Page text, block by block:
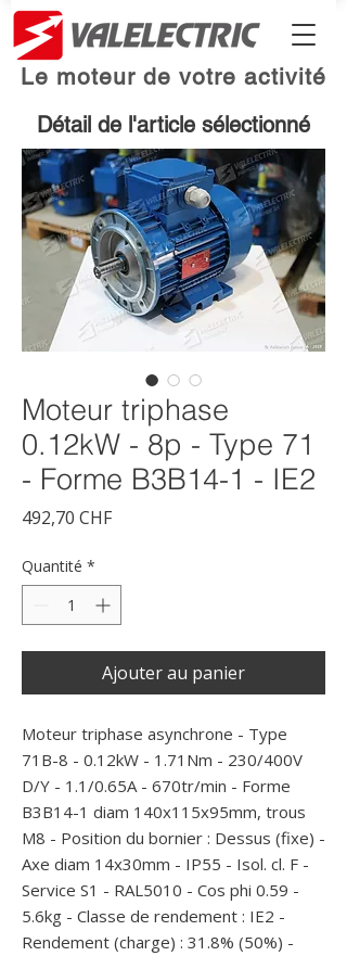
Le moteur de votre activité
Détail de l'article sélectionné
Moteur triphase
0.12kW - 8p - Type 71
- Forme B3B14-1 - IE2
492,70 CHFPrix
Quantité *
Ajouter au panier
Moteur triphase asynchrone - Type
71B-8 - 0.12kW - 1.71Nm - 230/400V
D/Y - 1.1/0.65A - 670tr/min - Forme
B3B14-1 diam 140x115x95mm, trous
M8 - Position du bornier : Dessus (fixe) -
Axe diam 14x30mm - IP55 - Isol. cl. F -
Service S1 - RAL5010 - Cos phi 0.59 -
5.6kg - Classe de rendement : IE2 -
Rendement (charge) : 31.8% (50%) -